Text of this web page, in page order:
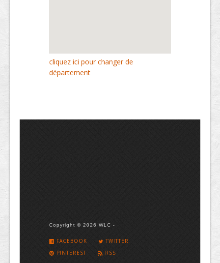
cliquez ici pour changer de
département
Copyright © 2026 WLC -
FACEBOOK
TWITTER
PINTEREST
RSS